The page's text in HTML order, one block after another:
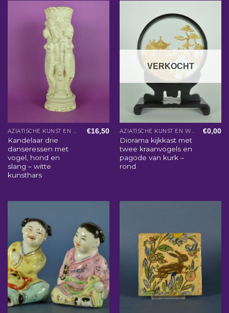
AZIATISCHE KUNST EN WOONACCESSOIRES
Kandelaar drie
danseressen met
vogel, hond en
slang – witte
kunsthars
€16,50
VERKOCHT
AZIATISCHE KUNST EN WOONACCESSOIRES
Diorama kijkkast met
twee kraanvogels en
pagode van kurk –
rond
€0,00